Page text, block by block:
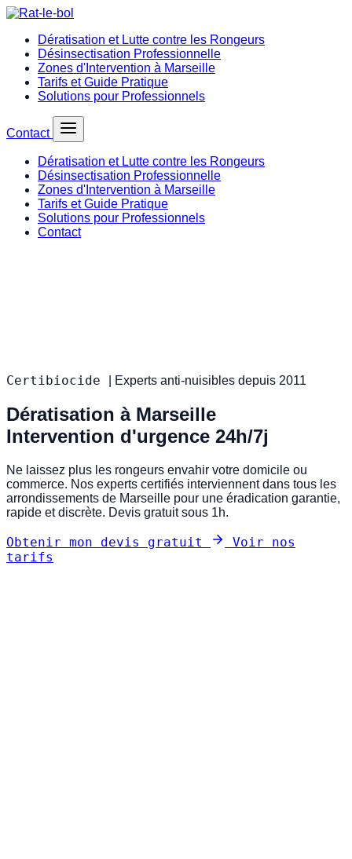
Dératisation et Lutte contre les Rongeurs
Désinsectisation Professionnelle
Zones d'Intervention à Marseille
Tarifs et Guide Pratique
Solutions pour Professionnels
Contact
Dératisation et Lutte contre les Rongeurs
Désinsectisation Professionnelle
Zones d'Intervention à Marseille
Tarifs et Guide Pratique
Solutions pour Professionnels
Contact
Certibiocide Experts anti-nuisibles depuis 2011
Dératisation à Marseille
Intervention d'urgence 24h/7j
Ne laissez plus les rongeurs envahir votre domicile ou
commerce. Nos experts certifiés interviennent dans tous les
arrondissements de Marseille pour une éradication garantie,
rapide et discrète. Devis gratuit sous 1h.
Obtenir mon devis gratuit
Voir nos
tarifs